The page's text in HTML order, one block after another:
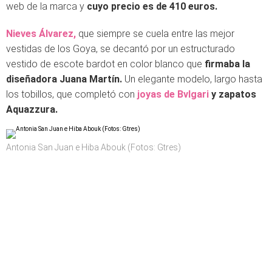
web de la marca y cuyo precio es de 410 euros.
Nieves Álvarez, que siempre se cuela entre las mejor
vestidas de los Goya, se decantó por un estructurado
vestido de escote bardot en color blanco que firmaba la
diseñadora Juana Martín. Un elegante modelo, largo hasta
los tobillos, que completó con joyas de Bvlgari y zapatos
Aquazzura.
Antonia San Juan e Hiba Abouk (Fotos: Gtres)